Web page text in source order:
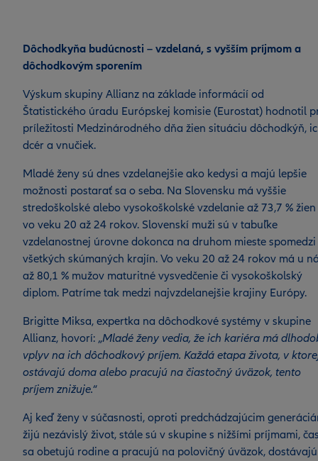
Dôchodkyňa budúcnosti – vzdelaná, s vyšším príjmom a
dôchodkovým sporením
Výskum skupiny Allianz na základe informácií od
Štatistického úradu Európskej komisie (Eurostat) hodnotil
príležitosti Medzinárodného dňa žien situáciu dôchodkýň,
dcér a vnučiek.
Mladé ženy sú dnes vzdelanejšie ako kedysi a majú lepšie
možnosti postarať sa o seba. Na Slovensku má vyššie
stredoškolské alebo vysokoškolské vzdelanie až 73,7 % žien
vo veku 20 až 24 rokov. Slovenskí muži sú v tabuľke
vzdelanostnej úrovne dokonca na druhom mieste spomedzi
všetkých skúmaných krajín. Vo veku 20 až 24 rokov má u
až 80,1 % mužov maturitné vysvedčenie či vysokoškolský
diplom. Patríme tak medzi najvzdelanejšie krajiny Európy.
Brigitte Miksa, expertka na dôchodkové systémy v skupine
Allianz, hovorí: „Mladé ženy vedia, že ich kariéra má
vplyv na ich dôchodkový príjem. Každá etapa života, v
ostávajú doma alebo pracujú na čiastočný úväzok, tento
príjem znižuje.“
Aj keď ženy v súčasnosti, oproti predchádzajúcim
žijú nezávislý život, stále sú v skupine s nižšími príjmami,
sa obetujú rodine a pracujú na polovičný úväzok, dostávajú